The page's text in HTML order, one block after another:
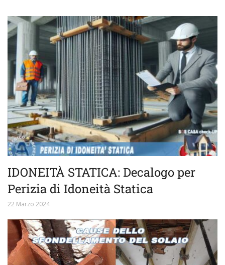
IDONEITÀ STATICA: Decalogo per
Perizia di Idoneità Statica
22 Marzo 2024